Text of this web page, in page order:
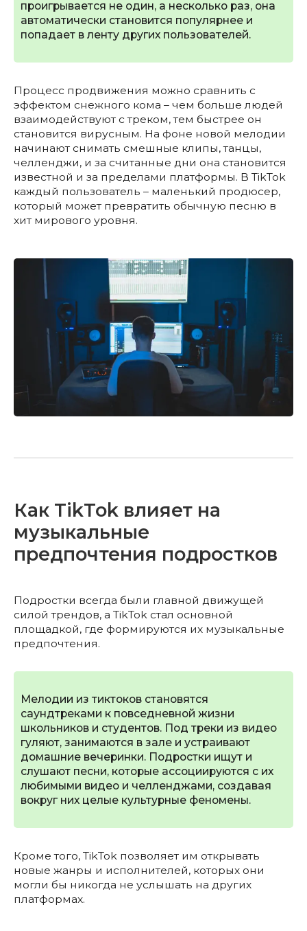
проигрывается не один, а несколько раз, она
автоматически становится популярнее и
попадает в ленту других пользователей.
Процесс продвижения можно сравнить с
эффектом снежного кома – чем больше людей
взаимодействуют с треком, тем быстрее он
становится вирусным. На фоне новой мелодии
начинают снимать смешные клипы, танцы,
челленджи, и за считанные дни она становится
известной и за пределами платформы. В TikTok
каждый пользователь – маленький продюсер,
который может превратить обычную песню в
хит мирового уровня.
Как TikTok влияет на
музыкальные
предпочтения подростков
Подростки всегда были главной движущей
силой трендов, а TikTok стал основной
площадкой, где формируются их музыкальные
предпочтения.
Мелодии из тиктоков становятся
саундтреками к повседневной жизни
школьников и студентов. Под треки из видео
гуляют, занимаются в зале и устраивают
домашние вечеринки. Подростки ищут и
слушают песни, которые ассоциируются с их
любимыми видео и челленджами, создавая
вокруг них целые культурные феномены.
Кроме того, TikTok позволяет им открывать
новые жанры и исполнителей, которых они
могли бы никогда не услышать на других
платформах.